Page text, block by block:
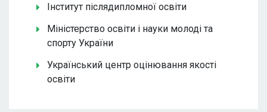
Інститут післядипломної освіти
Міністерство освіти і науки молоді та
спорту України
Український центр оцінювання якості
освіти